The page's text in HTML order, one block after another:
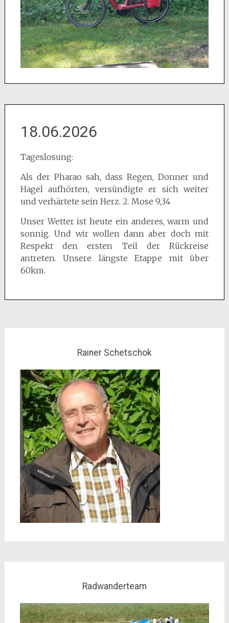
18.06.2026
Tageslosung:
Als der Pharao sah, dass Regen, Donner und
Hagel aufhörten, versündigte er sich weiter
und verhärtete sein Herz. 2. Mose 9,34
Unser Wetter ist heute ein anderes, warm und
sonnig. Und wir wollen dann aber doch mit
Respekt den ersten Teil der Rückreise
antreten. Unsere längste Etappe mit über
60km.
Rainer Schetschok
Radwanderteam